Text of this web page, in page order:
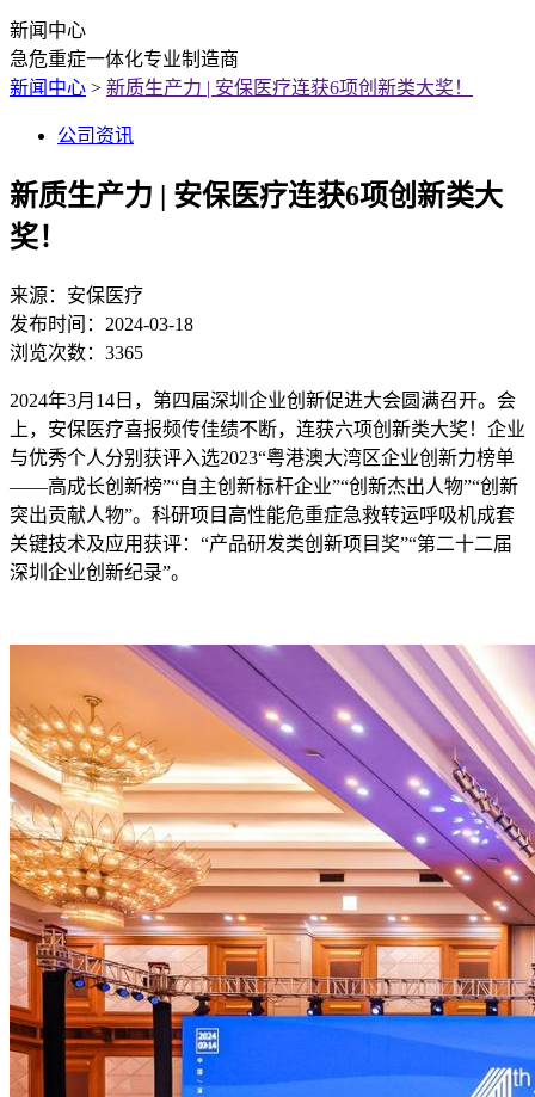
新闻中心
急危重症一体化专业制造商
新闻中心 > 新质生产力 | 安保医疗连获6项创新类大奖！
公司资讯
新质生产力 | 安保医疗连获6项创新类大
奖！
来源： 安保医疗
发布时间： 2024-03-18
浏览次数： 3365
2024年3月14日，第四届深圳企业创新促进大会圆满召开。会
上，安保医疗喜报频传佳绩不断，连获六项创新类大奖！企业
与优秀个人分别获评入选2023“粤港澳大湾区企业创新力榜单
——高成长创新榜”“自主创新标杆企业”“创新杰出人物”“创新
突出贡献人物”。科研项目高性能危重症急救转运呼吸机成套
关键技术及应用获评：“产品研发类创新项目奖”“第二十二届
深圳企业创新纪录”。